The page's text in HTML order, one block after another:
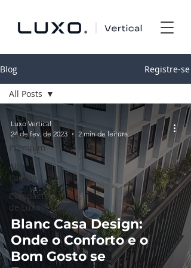
Blog Registre-se
All Posts
Linha
Premium
Alto
Padrão
Compactos
de Luxo
All Posts
Blanc Casa Design:
Onde o Conforto e o
Bom Gosto se
Luxo Vertical
24 de fev. de 2023
2 min de leitura